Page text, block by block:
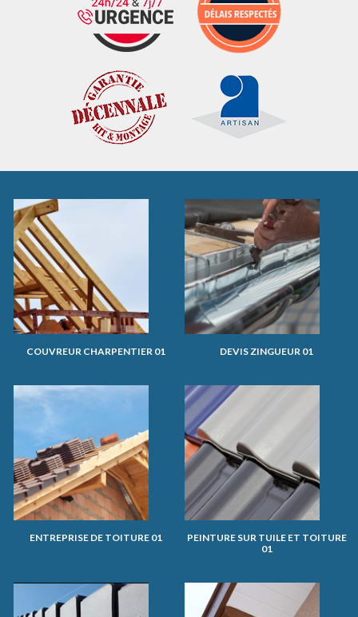
COUVREUR CHARPENTIER 01 DEVIS ZINGUEUR 01
ENTREPRISE DE TOITURE 01
PEINTURE SUR TUILE ET TOITURE
01